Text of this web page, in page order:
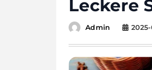
Leckere
Admin 2025-